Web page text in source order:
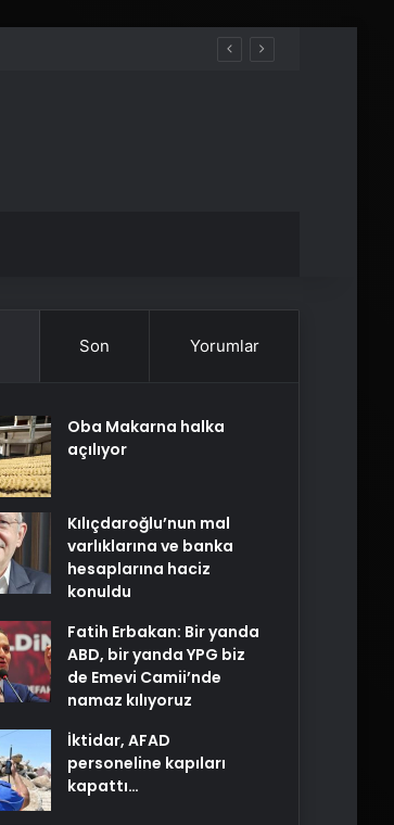
Son Yorumlar
Oba Makarna halka
açılıyor
Kılıçdaroğlu’nun mal
varlıklarına ve banka
hesaplarına haciz
konuldu
Fatih Erbakan: Bir yanda
ABD, bir yanda YPG biz
de Emevi Camii’nde
namaz kılıyoruz
İktidar, AFAD
personeline kapıları
kapattı…